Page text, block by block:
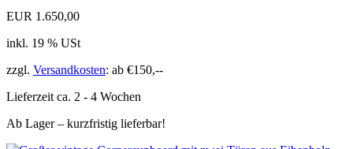
EUR 1.650,00
inkl. 19 % USt
zzgl. Versandkosten: ab €150,--
Lieferzeit ca. 2 - 4 Wochen
Ab Lager – kurzfristig lieferbar!